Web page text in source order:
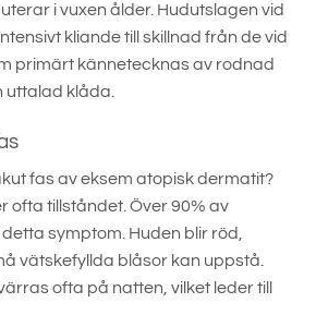
i vuxen ålder. Hudutslagen vid
kliande till skillnad från de vid
primärt kännetecknas av rodnad
uttalad klåda.
fas av eksem atopisk dermatit?
ofta tillståndet. Över 90% av
symptom. Huden blir röd,
vätskefyllda blåsor kan uppstå.
ofta på natten, vilket leder till